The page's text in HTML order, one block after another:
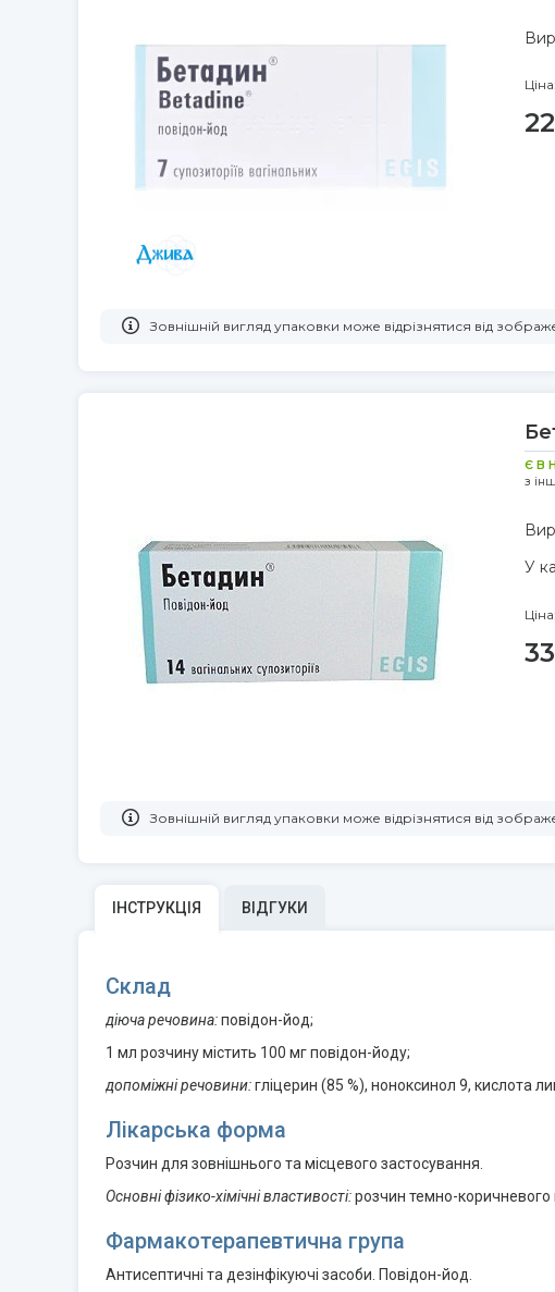
Ціна:
Зовнішній вигляд упаковки може відрізнятися від
Є В
з
У
Ціна:
Зовнішній вигляд упаковки може відрізнятися від
ІНСТРУКЦІЯ ВІДГУКИ
Склад
діюча речовина:повідон-йод;
1 мл розчину містить 100 мг повідон-йоду;
допоміжні речовини:гліцерин (85 %), ноноксинол 9, кислота
Лікарська форма
Розчин для зовнішнього та місцевого застосування.
Основні фізико-хімічні властивості:розчин темно-коричневого
Фармакотерапевтична група
Антисептичні та дезінфікуючі засоби. Повідон-йод.